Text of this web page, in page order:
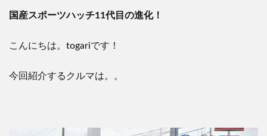
国産スポーツハッチ11代目の進化！
こんにちは。togariです！
今回紹介するクルマは。。